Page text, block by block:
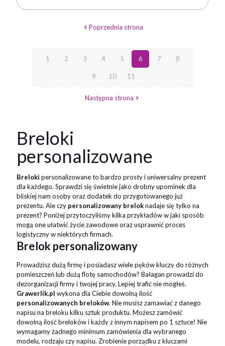
Poprzednia strona
1 2 3 4 5 6 7 8
9 10 11
Następna strona
Breloki
personalizowane
Breloki personalizowane to bardzo prosty i uniwersalny prezent
dla każdego. Sprawdzi się świetnie jako drobny upominek dla
bliskiej nam osoby oraz dodatek do przygotowanego już
prezentu. Ale czy personalizowany breloknadaje się tylko na
prezent? Poniżej przytoczyliśmy kilka przykładów w jaki sposób
mogą one ułatwić życie zawodowe oraz usprawnić proces
logistyczny w niektórych firmach.
Brelok personalizowany
Prowadzisz dużą firmę i posiadasz wiele pęków kluczy do różnych
pomieszczeń lub dużą flotę samochodów? Bałagan prowadzi do
dezorganizacji firmy i twojej pracy. Lepiej trafić nie mogłeś.
Grawerlik.pl wykona dla Ciebie dowolną ilość
personalizowanych breloków. Nie musisz zamawiać z danego
napisu na breloku kilku sztuk produktu. Możesz zamówić
dowolną ilość breloków i każdy z innym napisem po 1 sztuce! Nie
wymagamy żadnego minimum zamówienia dla wybranego
modelu, rodzaju czy napisu. Zrobienie porządku z kluczami